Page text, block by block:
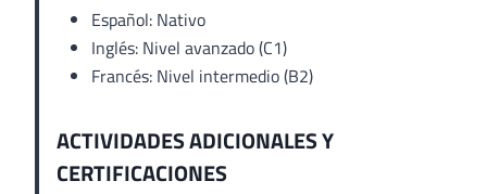
Español: Nativo
Inglés: Nivel avanzado (C1)
Francés: Nivel intermedio (B2)
ACTIVIDADES ADICIONALES Y
CERTIFICACIONES